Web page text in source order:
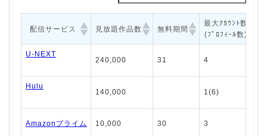
配信サービス 見放題作品数 無料期間
最大ｱｶｳﾝﾄ数
(ﾌﾟﾛﾌｨｰﾙ数)
U-NEXT
240,000 31 4
Hulu
140,000 1(6)
Amazonプライム 10,000 30 3